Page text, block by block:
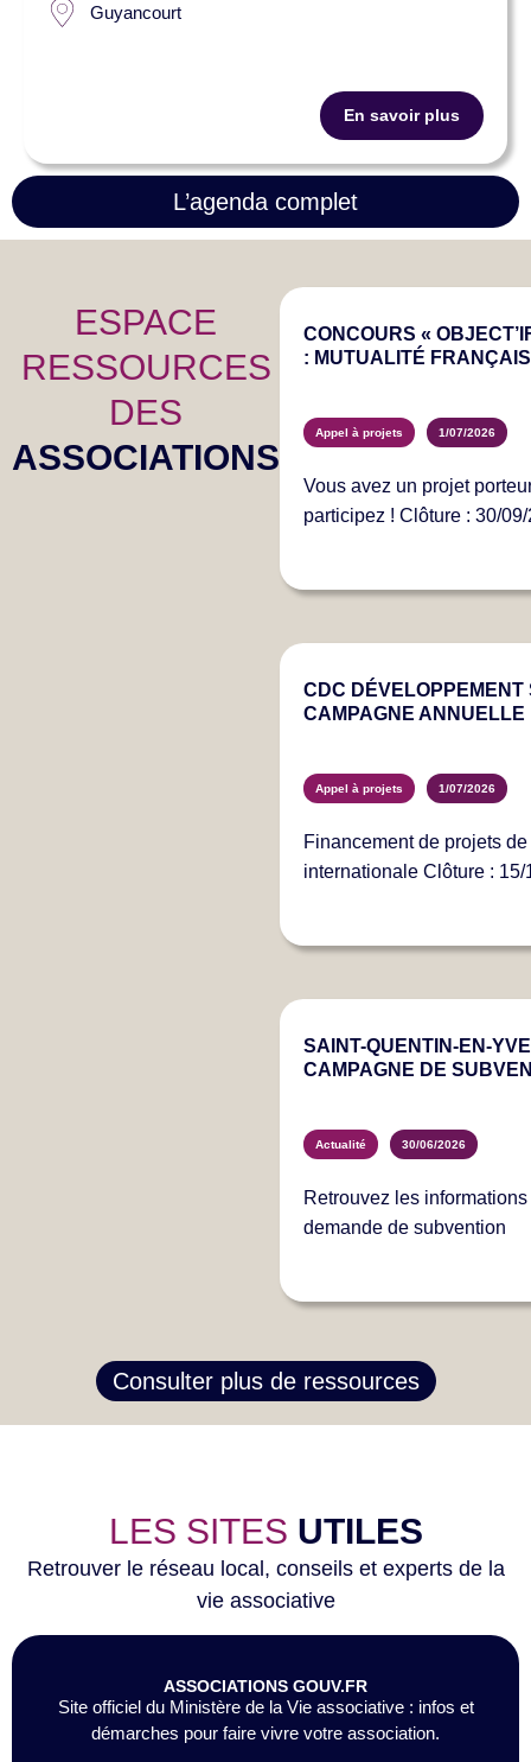
Guyancourt
En savoir plus
L’agenda complet
CONCOURS «
: MUTUALITÉ
Appel à projets 1/07/2026
Vous avez un projet
participez ! Clôture : 30/
CDC DÉVELOPPEMENT
CAMPAGNE
Appel à projets 1/07/2026
Financement de projets
internationale Clôture : 15/
SAINT-QUENTIN-EN-
CAMPAGNE DE
Actualité 30/06/2026
Retrouvez les
demande de subvention
ESPACE
RESSOURCES
DES
ASSOCIATIONS
Consulter plus de ressources
LES SITES UTILES
Retrouver le réseau local, conseils et experts de la
vie associative
ASSOCIATIONS GOUV.FR
Site officiel du Ministère de la Vie associative : infos et
démarches pour faire vivre votre association.